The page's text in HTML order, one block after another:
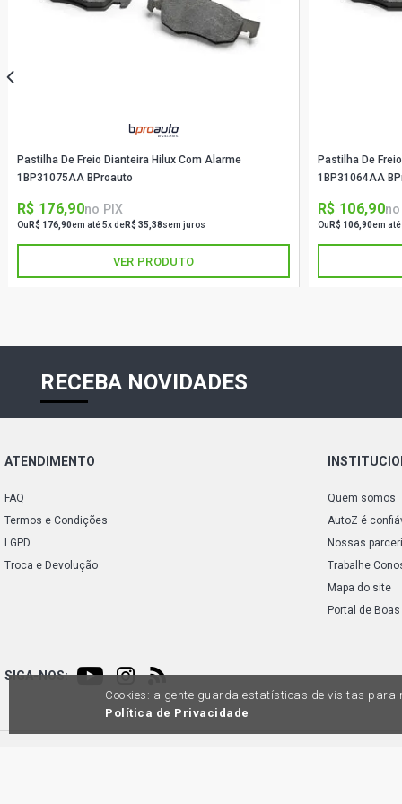
Pastilha De Freio Dianteira Hilux Com Alarme
1BP31075AA BProauto
R$ 176,90no PIX
Ou R$ 176,90em até 5x deR$ 35,38sem juros
VER PRODUTO
Pastilha De
1BP31064AA
R$ 106,90no
Ou R$ 106,90em
RECEBA NOVIDADES
ATENDIMENTO
FAQ
Termos e Condições
LGPD
Troca e Devolução
Quem somos
AutoZ é
Nossas
Trabalhe
Mapa do site
Portal de
SIGA-NOS:
Cookies: a gente guarda estatísticas de visitas para
Política de Privacidade